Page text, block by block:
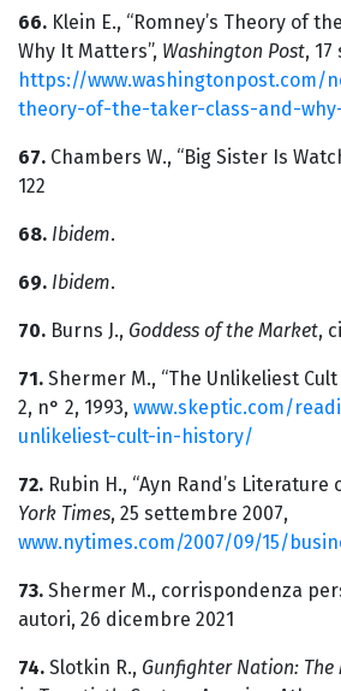
66. Klein E., “Romney’s Theory of
Why It Matters”, Washington Post,
https://www.washingtonpost.com/
theory-of-the-taker-class-and-
67. Chambers W., “Big Sister Is
122
68. Ibidem.
69. Ibidem.
70. Burns J., Goddess of the Market,
71. Shermer M., “The Unlikeliest Cult
2, n° 2, 1993, www.skeptic.com/
unlikeliest-cult-in-history/
72. Rubin H., “Ayn Rand’s Literature
York Times, 25 settembre 2007,
www.nytimes.com/2007/09/15/
73. Shermer M., corrispondenza
autori, 26 dicembre 2021
74. Slotkin R., Gunfighter Nation: